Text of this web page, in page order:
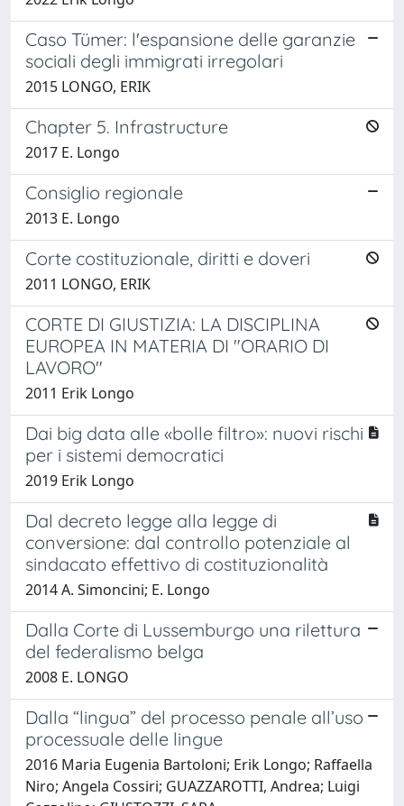
Caso Tümer: l'espansione delle garanzie
sociali degli immigrati irregolari
2015 LONGO, ERIK
Chapter 5. Infrastructure
2017 E. Longo
Consiglio regionale
2013 E. Longo
Corte costituzionale, diritti e doveri
2011 LONGO, ERIK
CORTE DI GIUSTIZIA: LA DISCIPLINA
EUROPEA IN MATERIA DI "ORARIO DI
LAVORO"
2011 Erik Longo
Dai big data alle «bolle filtro»: nuovi rischi
per i sistemi democratici
2019 Erik Longo
Dal decreto legge alla legge di
conversione: dal controllo potenziale al
sindacato effettivo di costituzionalità
2014 A. Simoncini; E. Longo
Dalla Corte di Lussemburgo una rilettura
del federalismo belga
2008 E. LONGO
Dalla “lingua” del processo penale all’uso
processuale delle lingue
2016 Maria Eugenia Bartoloni; Erik Longo; Raffaella
Niro; Angela Cossiri; GUAZZAROTTI, Andrea; Luigi